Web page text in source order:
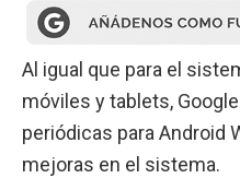
Al igual que para el
móviles y tablets,
periódicas para Android
mejoras en el sistema.